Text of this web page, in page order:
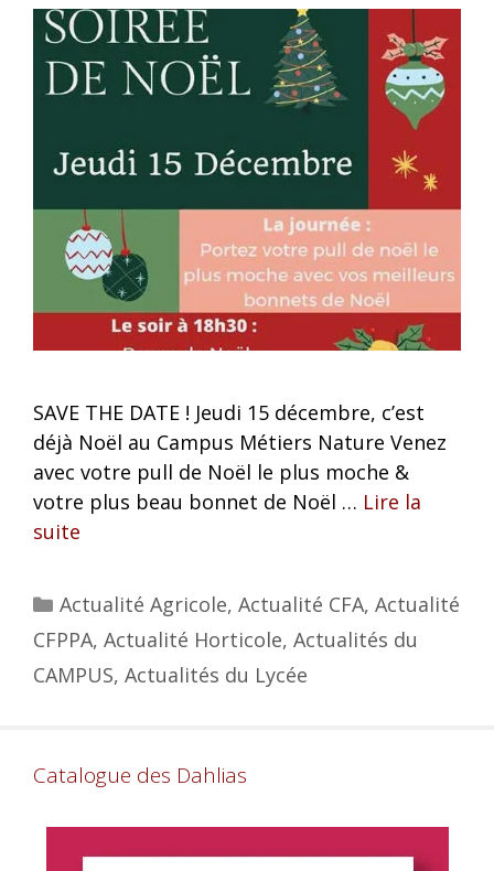
SAVE THE DATE ! Jeudi 15 décembre, c’est
déjà Noël au Campus Métiers Nature Venez
avec votre pull de Noël le plus moche &
votre plus beau bonnet de Noël … Lire la
suite
Actualité Agricole, Actualité CFA, Actualité
CFPPA, Actualité Horticole, Actualités du
CAMPUS, Actualités du Lycée
Catalogue des Dahlias